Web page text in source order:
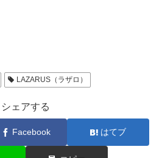
LAZARUS（ラザロ）
シェアする
Facebook はてブ